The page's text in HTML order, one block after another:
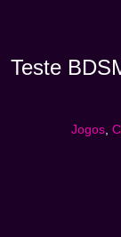
Teste
Jogos,